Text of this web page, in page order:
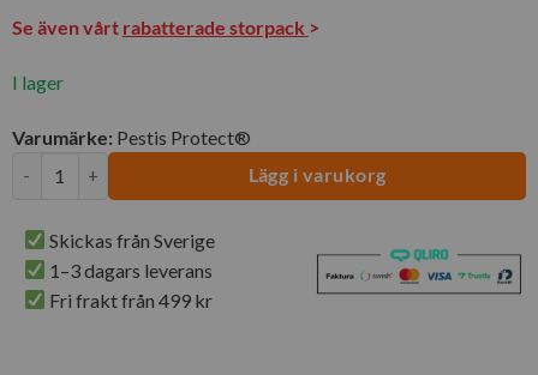
Se även vårt rabatterade storpack >
I lager
Varumärke: Pestis Protect®
Körsbärsflugefälla 2-pack | Pestis Protect® mängd
Lägg i varukorg
Skickas från Sverige
1–3 dagars leverans
Fri frakt från 499 kr